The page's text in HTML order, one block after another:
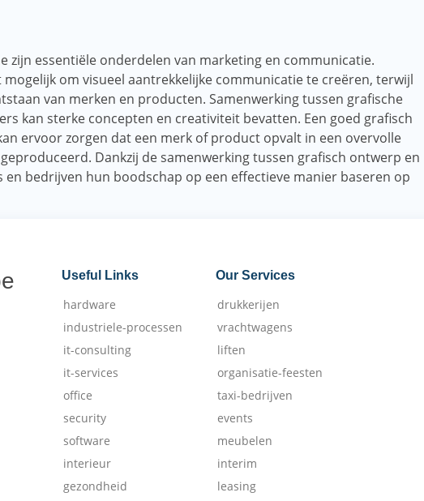
zijn essentiële onderdelen van marketing en communicatie.
om visueel aantrekkelijke communicatie te creëren, terwijl
​​van merken en producten. Samenwerking tussen grafische
kan sterke concepten en creativiteit bevatten. Een goed grafisch
ervoor zorgen dat een merk of product opvalt in een overvolle
Dankzij de samenwerking tussen grafisch ontwerp en
bedrijven hun boodschap op een effectieve manier baseren op
Useful Links
hardware
industriele-processen
it-consulting
it-services
office
security
software
interieur
gezondheid
Our Services
drukkerijen
vrachtwagens
liften
organisatie-feesten
taxi-bedrijven
events
meubelen
interim
leasing